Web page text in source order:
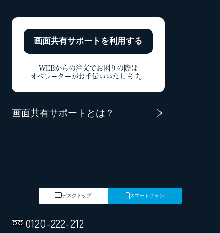
画面共有サポートを利用する
WEBからの注文でお困りの際は
オペレーターがお手伝いいたします。
画面共有サポートとは？
デスクトップ スマートフォン
0120-222-212